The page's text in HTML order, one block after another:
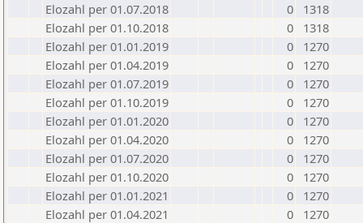
Elozahl per 01.07.2018
0
1318
Elozahl per 01.10.2018
0
1318
Elozahl per 01.01.2019
0
1270
Elozahl per 01.04.2019
0
1270
Elozahl per 01.07.2019
0
1270
Elozahl per 01.10.2019
0
1270
Elozahl per 01.01.2020
0
1270
Elozahl per 01.04.2020
0
1270
Elozahl per 01.07.2020
0
1270
Elozahl per 01.10.2020
0
1270
Elozahl per 01.01.2021
0
1270
Elozahl per 01.04.2021
0
1270